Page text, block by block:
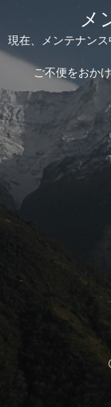
メ
現在、メンテナン
ご不便をおか